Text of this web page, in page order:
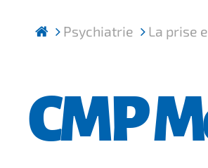
Psychiatrie La prise
CMP